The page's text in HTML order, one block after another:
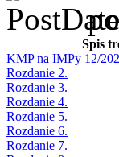
Spis
KMP na IMPy 12/
Rozdanie 2.
Rozdanie 3.
Rozdanie 4.
Rozdanie 5.
Rozdanie 6.
Rozdanie 7.